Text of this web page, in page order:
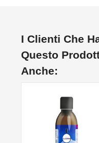
I Clienti Che
Questo
Anche: